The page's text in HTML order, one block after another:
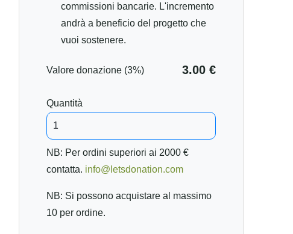
commissioni bancarie. L'incremento
andrà a beneficio del progetto che
vuoi sostenere.
Valore donazione (3%) 3.00 €
Quantità
NB: Per ordini superiori ai 2000 €
contatta. info@letsdonation.com
NB: Si possono acquistare al massimo
10 per ordine.